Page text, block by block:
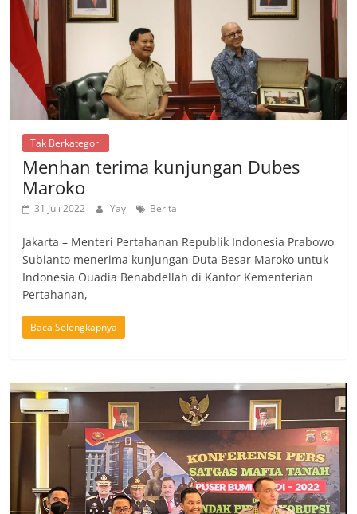
Tak Berkategori
Menhan terima kunjungan Dubes
Maroko
31 Juli 2022 Yay Berita
Jakarta – Menteri Pertahanan Republik Indonesia Prabowo
Subianto menerima kunjungan Duta Besar Maroko untuk
Indonesia Ouadia Benabdellah di Kantor Kementerian
Pertahanan,
Baca Selengkapnya